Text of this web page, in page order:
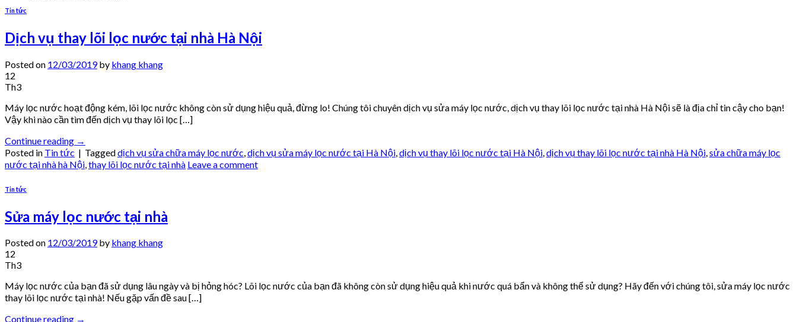
Tin tức
Dịch vụ thay lõi lọc nước tại nhà Hà Nội
Posted on 12/03/2019by khang khang
12
Th3
Máy lọc nước hoạt động kém, lõi lọc nước không còn sử dụng hiệu quả, đừng lo! Chúng tôi chuyên dịch vụ sửa máy lọc nước, dịch vụ thay lõi lọc nước tại nhà Hà Nội sẽ là địa chỉ tin cậy cho bạn!
Vậy khi nào cần tìm đến dịch vụ thay lõi lọc […]
Continue reading →
Posted in Tin tức | Taggeddịch vụ sửa chữa máy lọc nước dịch vụ sửa máy lọc nước tại Hà Nội dịch vụ thay lõi lọc nước tại Hà Nội dịch vụ thay lõi lọc nước tại nhà Hà Nội sửa chữa máy lọc
nước tại nhà hà Nội thay lõi lọc nước tại nhà Leave a comment
Tin tức
Sửa máy lọc nước tại nhà
Posted on 12/03/2019by khang khang
12
Th3
Máy lọc nước của bạn đã sử dụng lâu ngày và bị hỏng hóc? Lõi lọc nước của bạn đã không còn sử dụng hiệu quả khi nước quá bẩn và không thể sử dụng? Hãy đến với chúng tôi, sửa máy lọc nước
thay lõi lọc nước tại nhà! Nếu gặp vấn đề sau […]
Continue reading →